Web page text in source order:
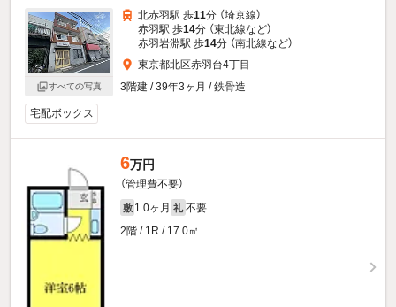
すべての写真
北赤羽駅 歩11分 （埼京線）
赤羽駅 歩14分 （東北線など）
赤羽岩淵駅 歩14分 （南北線など）
東京都北区赤羽台4丁目
3階建 / 39年3ヶ月 / 鉄骨造
宅配ボックス
6万円
（管理費不要）
敷 1.0ヶ月 礼 不要
2階 / 1R / 17.0㎡